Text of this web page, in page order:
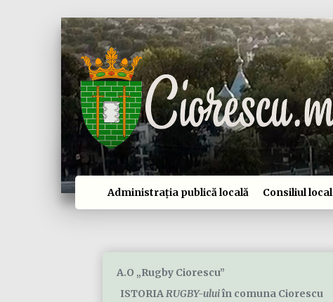
Administrația publică locală Consiliul local
A.O „Rugby Ciorescu”
ISTORIARUGBY-uluiîn comuna Ciorescu